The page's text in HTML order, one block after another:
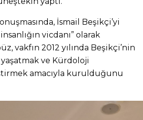
İsmail Beşikçi’yi
vicdanı” olarak
vakfın 2012 yılında Beşikçi’nin
yaşatmak ve Kürdoloji
amacıyla kurulduğunu